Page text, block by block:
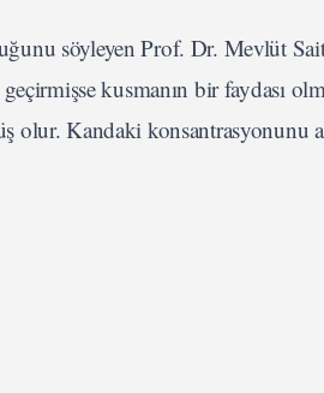
söyleyen Prof. Dr. Mevlüt
kusmanın bir faydası
Kandaki konsantrasyonunu